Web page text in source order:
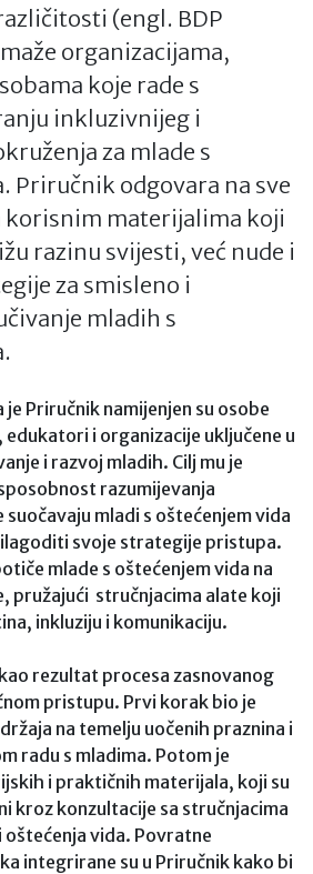
(engl. BDP
organizacijama,
koje rade s
inkluzivnijeg i
za mlade s
Priručnik odgovara na sve
korisnim materijalima koji
razinu svijesti, već nude i
za smisleno i
mladih s
je Priručnik namijenjen su osobe
edukatori i organizacije uključene u
i razvoj mladih. Cilj mu je
razumijevanja
suočavaju mladi s oštećenjem vida
svoje strategije pristupa.
mlade s oštećenjem vida na
pružajući stručnjacima alate koji
inkluziju i komunikaciju.
rezultat procesa zasnovanog
pristupu. Prvi korak bio je
na temelju uočenih praznina i
radu s mladima. Potom je
i praktičnih materijala, koji su
kroz konzultacije sa stručnjacima
oštećenja vida. Povratne
integrirane su u Priručnik kako bi